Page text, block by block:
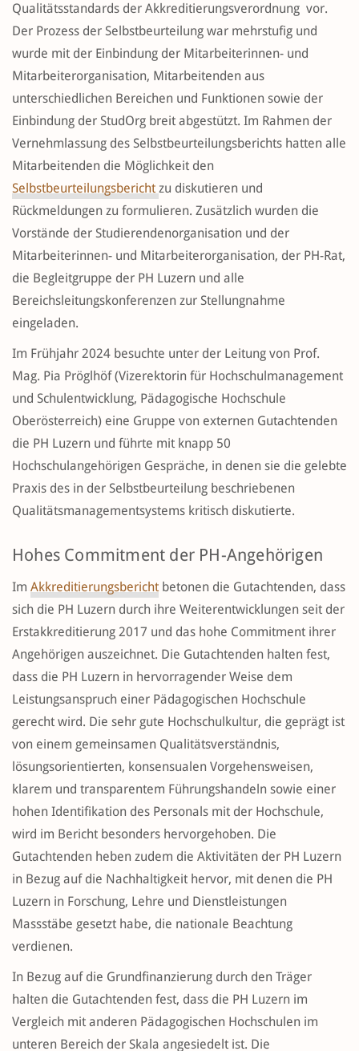
Qualitätsstandards der Akkreditierungsverordnung vor.
Der Prozess der Selbstbeurteilung war mehrstufig und
wurde mit der Einbindung der Mitarbeiterinnen- und
Mitarbeiterorganisation, Mitarbeitenden aus
unterschiedlichen Bereichen und Funktionen sowie der
Einbindung der StudOrg breit abgestützt. Im Rahmen der
Vernehmlassung des Selbstbeurteilungsberichts hatten alle
Mitarbeitenden die Möglichkeit den
Selbstbeurteilungsberichtzu diskutieren und
Rückmeldungen zu formulieren. Zusätzlich wurden die
Vorstände der Studierendenorganisation und der
Mitarbeiterinnen- und Mitarbeiterorganisation, der PH-Rat,
die Begleitgruppe der PH Luzern und alle
Bereichsleitungskonferenzen zur Stellungnahme
eingeladen.
Im Frühjahr 2024 besuchte unter der Leitung von Prof.
Mag. Pia Pröglhöf (Vizerektorin für Hochschulmanagement
und Schulentwicklung, Pädagogische Hochschule
Oberösterreich) eine Gruppe von externen Gutachtenden
die PH Luzern und führte mit knapp 50
Hochschulangehörigen Gespräche, in denen sie die gelebte
Praxis des in der Selbstbeurteilung beschriebenen
Qualitätsmanagementsystems kritisch diskutierte.
Hohes Commitment der PH-Angehörigen
Im Akkreditierungsberichtbetonen die Gutachtenden, dass
sich die PH Luzern durch ihre Weiterentwicklungen seit der
Erstakkreditierung 2017 und das hohe Commitment ihrer
Angehörigen auszeichnet. Die Gutachtenden halten fest,
dass die PH Luzern in hervorragender Weise dem
Leistungsanspruch einer Pädagogischen Hochschule
gerecht wird. Die sehr gute Hochschulkultur, die geprägt ist
von einem gemeinsamen Qualitätsverständnis,
lösungsorientierten, konsensualen Vorgehensweisen,
klarem und transparentem Führungshandeln sowie einer
hohen Identifikation des Personals mit der Hochschule,
wird im Bericht besonders hervorgehoben. Die
Gutachtenden heben zudem die Aktivitäten der PH Luzern
in Bezug auf die Nachhaltigkeit hervor, mit denen die PH
Luzern in Forschung, Lehre und Dienstleistungen
Massstäbe gesetzt habe, die nationale Beachtung
verdienen.
In Bezug auf die Grundfinanzierung durch den Träger
halten die Gutachtenden fest, dass die PH Luzern im
Vergleich mit anderen Pädagogischen Hochschulen im
unteren Bereich der Skala angesiedelt ist. Die